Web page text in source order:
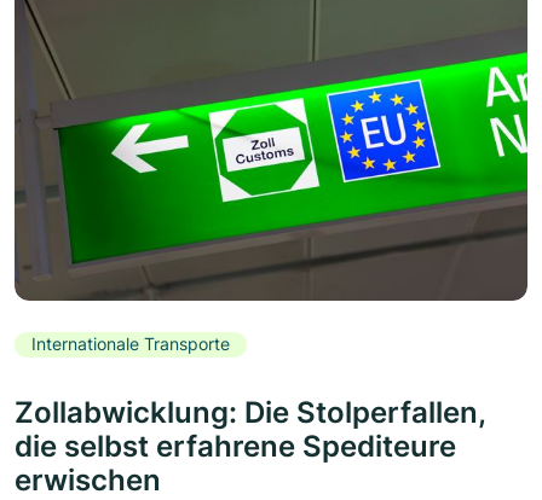
Internationale Transporte
Zollabwicklung: Die Stolperfallen,
die selbst erfahrene Spediteure
erwischen